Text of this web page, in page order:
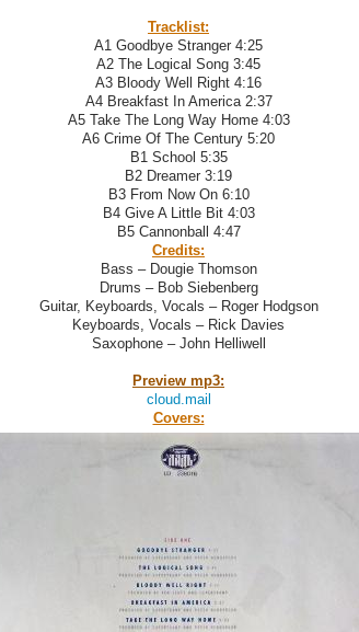
Tracklist:
A1 Goodbye Stranger 4:25
A2 The Logical Song 3:45
A3 Bloody Well Right 4:16
A4 Breakfast In America 2:37
A5 Take The Long Way Home 4:03
A6 Crime Of The Century 5:20
B1 School 5:35
B2 Dreamer 3:19
B3 From Now On 6:10
B4 Give A Little Bit 4:03
B5 Cannonball 4:47
Credits:
Bass – Dougie Thomson
Drums – Bob Siebenberg
Guitar, Keyboards, Vocals – Roger Hodgson
Keyboards, Vocals – Rick Davies
Saxophone – John Helliwell
Preview mp3:
cloud.mail
Covers: